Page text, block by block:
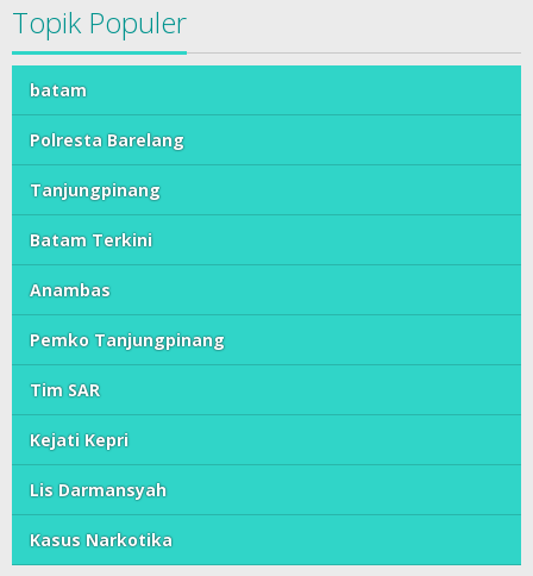
Topik Populer
batam
Polresta Barelang
Tanjungpinang
Batam Terkini
Anambas
Pemko Tanjungpinang
Tim SAR
Kejati Kepri
Lis Darmansyah
Kasus Narkotika